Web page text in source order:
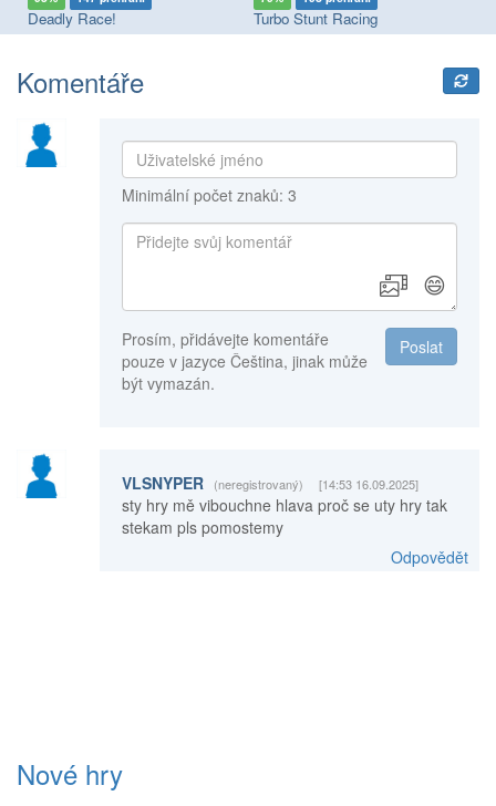
Deadly Race! Turbo Stunt Racing
Komentáře
Minimální počet znaků: 3
😄
Poslat
Prosím, přidávejte komentáře
pouze v jazyce Čeština, jinak může
být vymazán.
VLSNYPER (neregistrovaný) [14:53 16.09.2025]
sty hry mě vibouchne hlava proč se uty hry tak
stekam pls pomostemy
Odpovědět
Nové hry